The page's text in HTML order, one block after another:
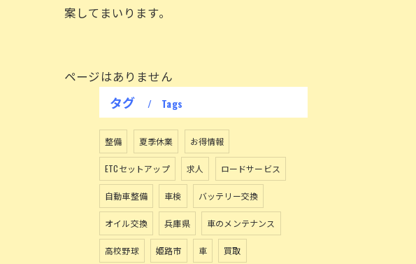
案してまいります。
ページはありません
タグ Tags
整備 夏季休業 お得情報
ETCセットアップ 求人 ロードサービス
自動車整備 車検 バッテリー交換
オイル交換 兵庫県 車のメンテナンス
高校野球 姫路市 車 買取